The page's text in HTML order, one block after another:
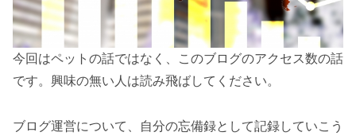
今回はペットの話ではなく、このブログのアクセス数の話
です。興味の無い人は読み飛ばしてください。
ブログ運営について、自分の忘備録として記録していこう